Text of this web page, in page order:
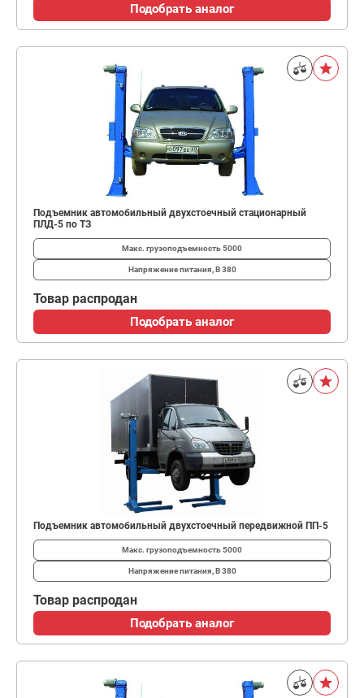
Подобрать аналог
Подъемник автомобильный двухстоечный стационарный
ПЛД-5 по ТЗ
Макс. грузоподъемность5000
Напряжение питания, В380
Товар распродан
Подобрать аналог
Подъемник автомобильный двухстоечный передвижной ПП-5
Макс. грузоподъемность5000
Напряжение питания, В380
Товар распродан
Подобрать аналог